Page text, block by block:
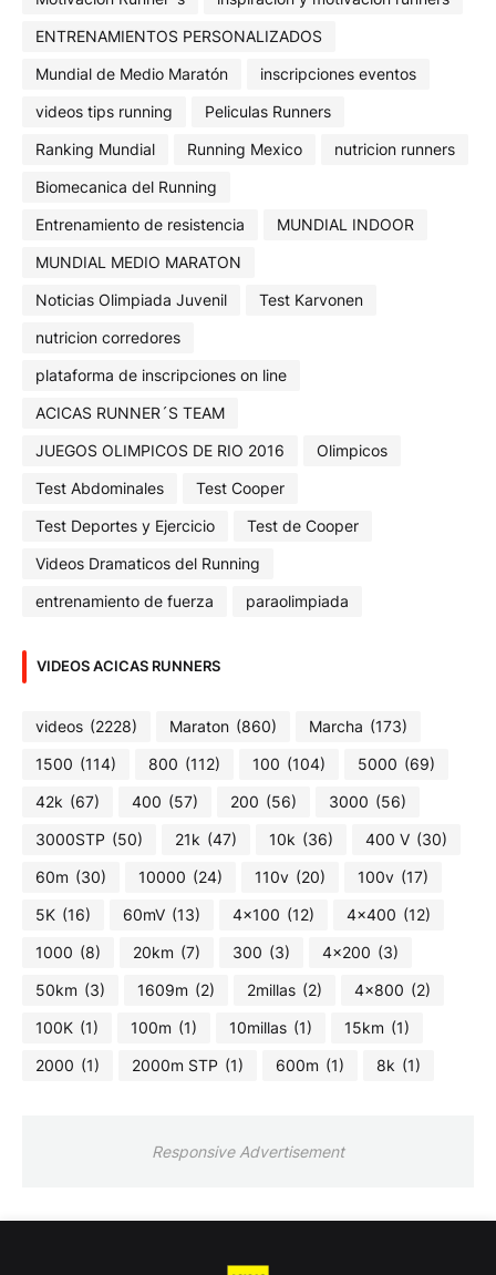
ENTRENAMIENTOS PERSONALIZADOS
Mundial de Medio Maratón
inscripciones eventos
videos tips running
Peliculas Runners
Ranking Mundial
Running Mexico
nutricion runners
Biomecanica del Running
Entrenamiento de resistencia
MUNDIAL INDOOR
MUNDIAL MEDIO MARATON
Noticias Olimpiada Juvenil
Test Karvonen
nutricion corredores
plataforma de inscripciones on line
ACICAS RUNNER´S TEAM
JUEGOS OLIMPICOS DE RIO 2016
Olimpicos
Test Abdominales
Test Cooper
Test Deportes y Ejercicio
Test de Cooper
Videos Dramaticos del Running
entrenamiento de fuerza
paraolimpiada
VIDEOS ACICAS RUNNERS
videos (2228) Maraton (860) Marcha (173)
1500 (114) 800 (112) 100 (104) 5000 (69)
42k (67) 400 (57) 200 (56) 3000 (56)
3000STP (50) 21k (47) 10k (36) 400 V (30)
60m (30) 10000 (24) 110v (20) 100v (17)
5K (16) 60mV (13) 4x100 (12) 4x400 (12)
1000 (8) 20km (7) 300 (3) 4x200 (3)
50km (3) 1609m (2) 2millas (2) 4x800 (2)
100K (1) 100m (1) 10millas (1) 15km (1)
2000 (1) 2000m STP (1) 600m (1) 8k (1)
Responsive Advertisement